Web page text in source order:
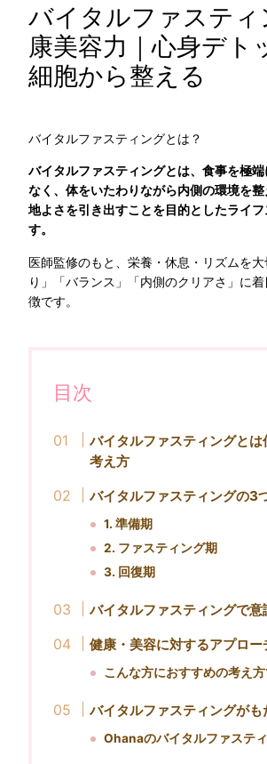
バイタルファスティ
康美容力｜心身デト
細胞から整える
バイタルファスティングとは？
バイタルファスティングとは、食事を極
なく、体をいたわりながら内側の環境を
地よさを引き出すことを目的としたライ
す。
医師監修のもと、栄養・休息・リズムを
り」「バランス」「内側のクリアさ」に
徴です。
目次
バイタルファスティングと
考え方
バイタルファスティングの3
1. 準備期
2. ファスティング期
3. 回復期
バイタルファスティングで
健康・美容に対するアプロー
こんな方におすすめの考え
バイタルファスティングが
Ohanaのバイタルファステ